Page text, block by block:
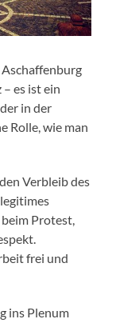
es ist ein
in der
Rolle, wie man
Verbleib des
Protest,
frei und
ins Plenum